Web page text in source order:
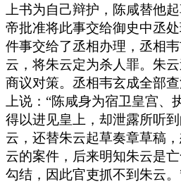
上书为自己辩护，陈咸替他
帝批准将此事交给御史中丞
件事交给了丞相办理，丞相
云，将朱云定为杀人罪。朱
商议对策。丞相韦玄成全部
上说：“陈咸身为宿卫皇宫
得以进见皇上，却泄露所听
云，还替朱云起草奏章草稿
云的案件，后来明知朱云是
勾结，因此官吏抓不到朱云